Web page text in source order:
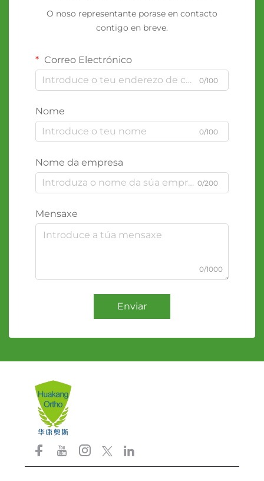
O noso representante porase en contacto
contigo en breve.
Correo Electrónico
0/100
Nome
0/100
Nome da empresa
0/200
Mensaxe
0/1000
Enviar